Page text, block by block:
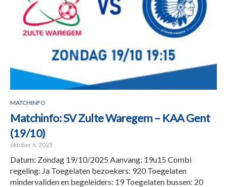
MATCHINFO
Matchinfo: SV Zulte Waregem – KAA Gent
(19/10)
oktober 6, 2025
Datum: Zondag 19/10/2025 Aanvang: 19u15 Combi
regeling: Ja Toegelaten bezoekers: 920 Toegelaten
mindervaliden en begeleiders: 19 Toegelaten bussen: 20